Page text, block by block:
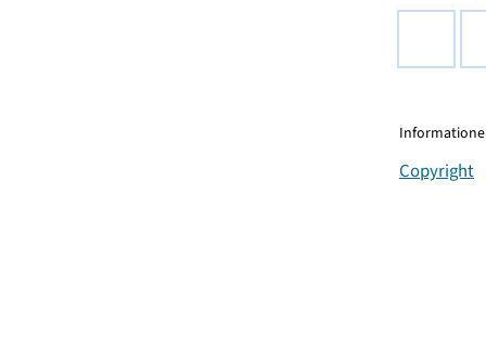
Copyright